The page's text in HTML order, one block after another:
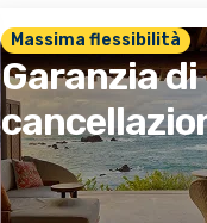
Massima flessibilità
Garanzia di